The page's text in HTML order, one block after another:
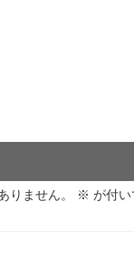
りません。 ※ が付